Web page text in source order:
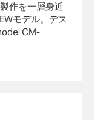
作を一層身近
モデル。デス
CM-